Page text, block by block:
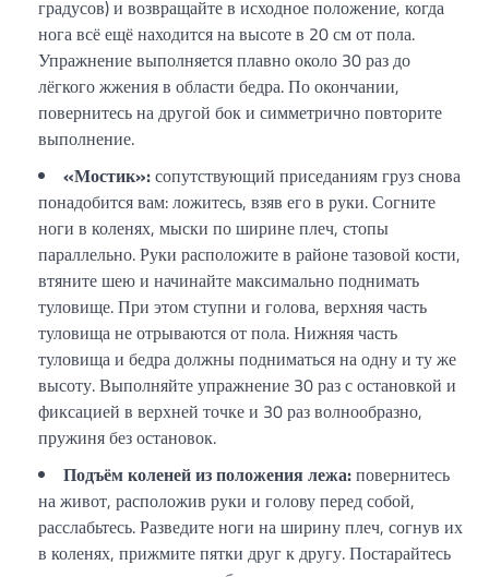
градусов) и возвращайте в исходное положение, когда
нога всё ещё находится на высоте в 20 см от пола.
Упражнение выполняется плавно около 30 раз до
лёгкого жжения в области бедра. По окончании,
повернитесь на другой бок и симметрично повторите
выполнение.
«Мостик»:сопутствующий приседаниям груз снова
понадобится вам: ложитесь, взяв его в руки. Согните
ноги в коленях, мыски по ширине плеч, стопы
параллельно. Руки расположите в районе тазовой кости,
втяните шею и начинайте максимально поднимать
туловище. При этом ступни и голова, верхняя часть
туловища не отрываются от пола. Нижняя часть
туловища и бедра должны подниматься на одну и ту же
высоту. Выполняйте упражнение 30 раз с остановкой и
фиксацией в верхней точке и 30 раз волнообразно,
пружиня без остановок.
Подъём коленей из положения лежа:повернитесь
на живот, расположив руки и голову перед собой,
расслабьтесь. Разведите ноги на ширину плеч, согнув их
в коленях, прижмите пятки друг к другу. Постарайтесь